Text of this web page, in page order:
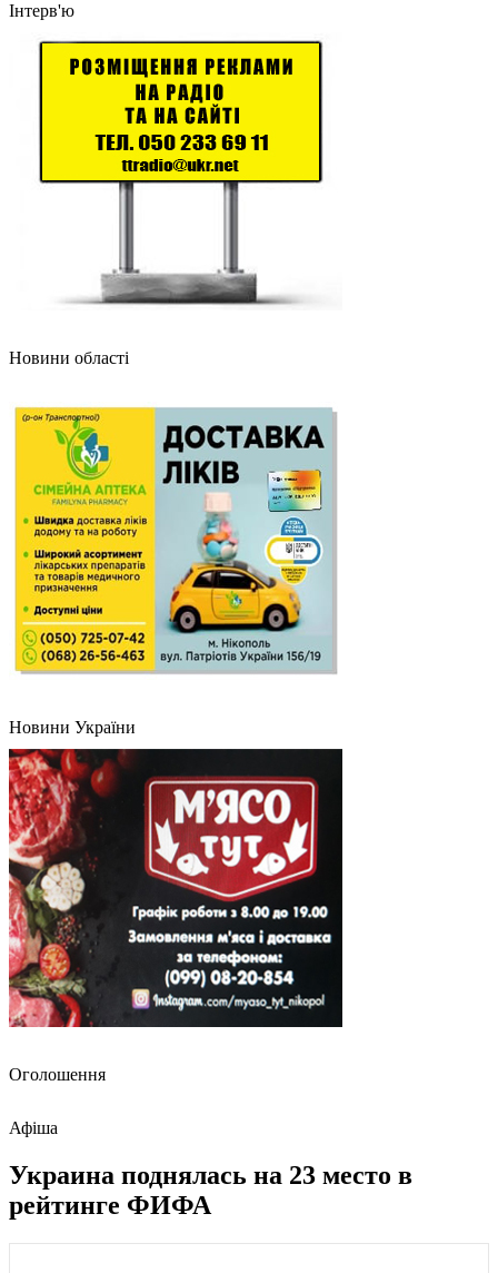
Інтерв'ю
Новини області
Новини України
Оголошення
Афіша
Украина поднялась на 23 место в
рейтинге ФИФА